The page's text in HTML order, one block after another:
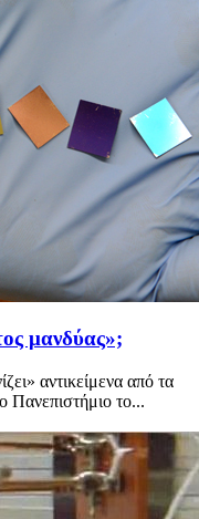
μανδύας»;
αντικείμενα από τα
Πανεπιστήμιο το...